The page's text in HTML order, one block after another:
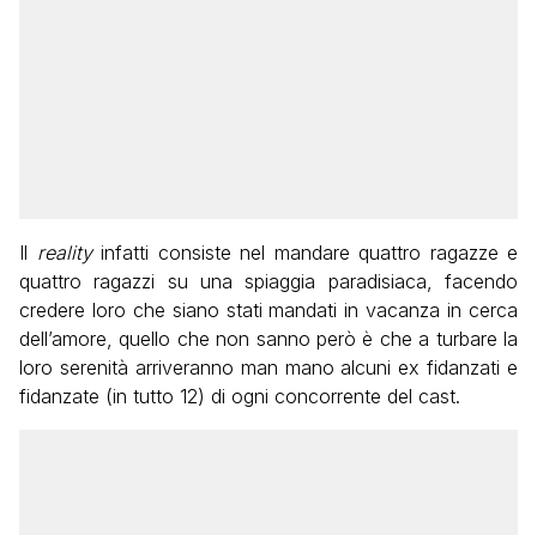
Il realityinfatti consiste nel mandare quattro ragazze e
quattro ragazzi su una spiaggia paradisiaca, facendo
credere loro che siano stati mandati in vacanza in cerca
dell’amore, quello che non sanno però è che a turbare la
loro serenità arriveranno man mano alcuni ex fidanzati e
fidanzate (in tutto 12) di ogni concorrente del cast.